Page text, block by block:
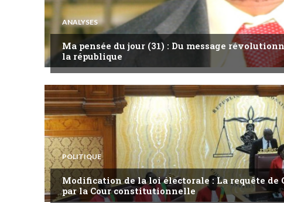
ANALYSES
Ma pensée du jour (31) : Du message
la république
POLITIQUE
Modification de la loi électorale : La requête de
par la Cour constitutionnelle